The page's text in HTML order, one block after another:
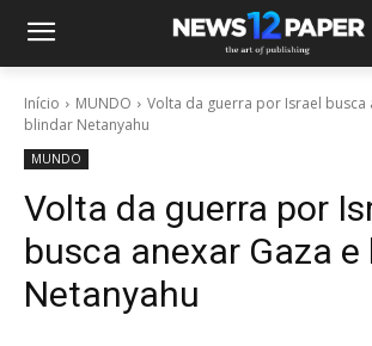
Início MUNDO
Volta da guerra por Israel busca
blindar Netanyahu
MUNDO
Volta da guerra por
busca anexar Gaza
Netanyahu